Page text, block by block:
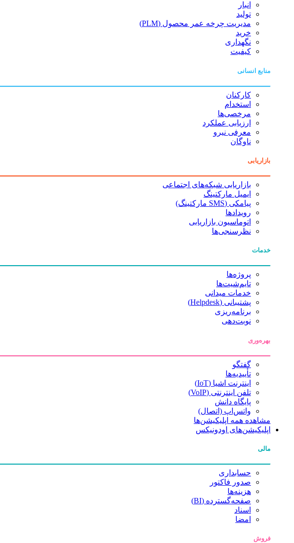
انبار
تولید
مدیریت چرخه عمر محصول (PLM)
خرید
نگهداری
کیفیت
منابع انسانی
کارکنان
استخدام
مرخصی‌ها
ارزیابی عملکرد
معرفی نیرو
ناوگان
بازاریابی
بازاریابی شبکه‌های اجتماعی
ایمیل مارکتینگ
پیامکی (SMS مارکتینگ)
رویدادها
اتوماسیون بازاریابی
نظرسنجی‌ها
خدمات
پروژه‌ها
تایم‌شیت‌ها
خدمات میدانی
پشتیبانی (Helpdesk)
برنامه‌ریزی
نوبت‌دهی
بهره‌وری
گفتگو
تأییدیه‌ها
اینترنت اشیا (IoT)
تلفن اینترنتی (VoIP)
پایگاه دانش
واتس‌اپ (اتصال)
مشاهده همه اپلیکیشن‌ها
اپلیکیشن‌های اودونیکس
مالی
حسابداری
صدور فاکتور
هزینه‌ها
صفحه‌گسترده (BI)
اسناد
امضا
فروش